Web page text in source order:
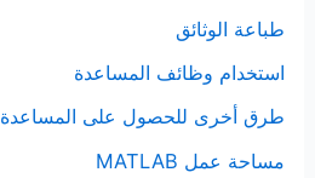
طباعة الوثائق
استخدام وظائف المساعدة
طرق أخرى للحصول على المساعدة
مساحة عمل MATLAB